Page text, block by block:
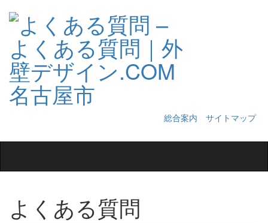
総合案内
サイトマップ
navigation
よくある質問